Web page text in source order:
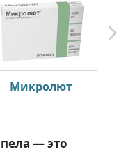
Микролют
— это